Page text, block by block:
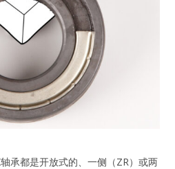
都是开放式的、一侧（ZR）或两